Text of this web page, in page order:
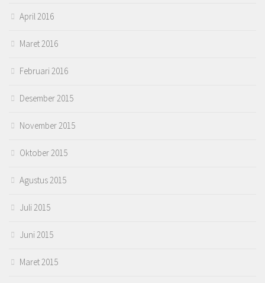
April 2016
Maret 2016
Februari 2016
Desember 2015
November 2015
Oktober 2015
Agustus 2015
Juli 2015
Juni 2015
Maret 2015